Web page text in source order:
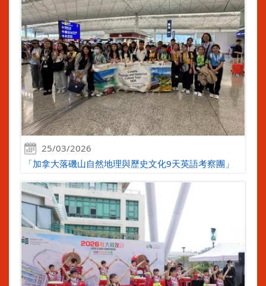
25/03/2026
「加拿大落磯山自然地理與歷史文化9天英語考察團」